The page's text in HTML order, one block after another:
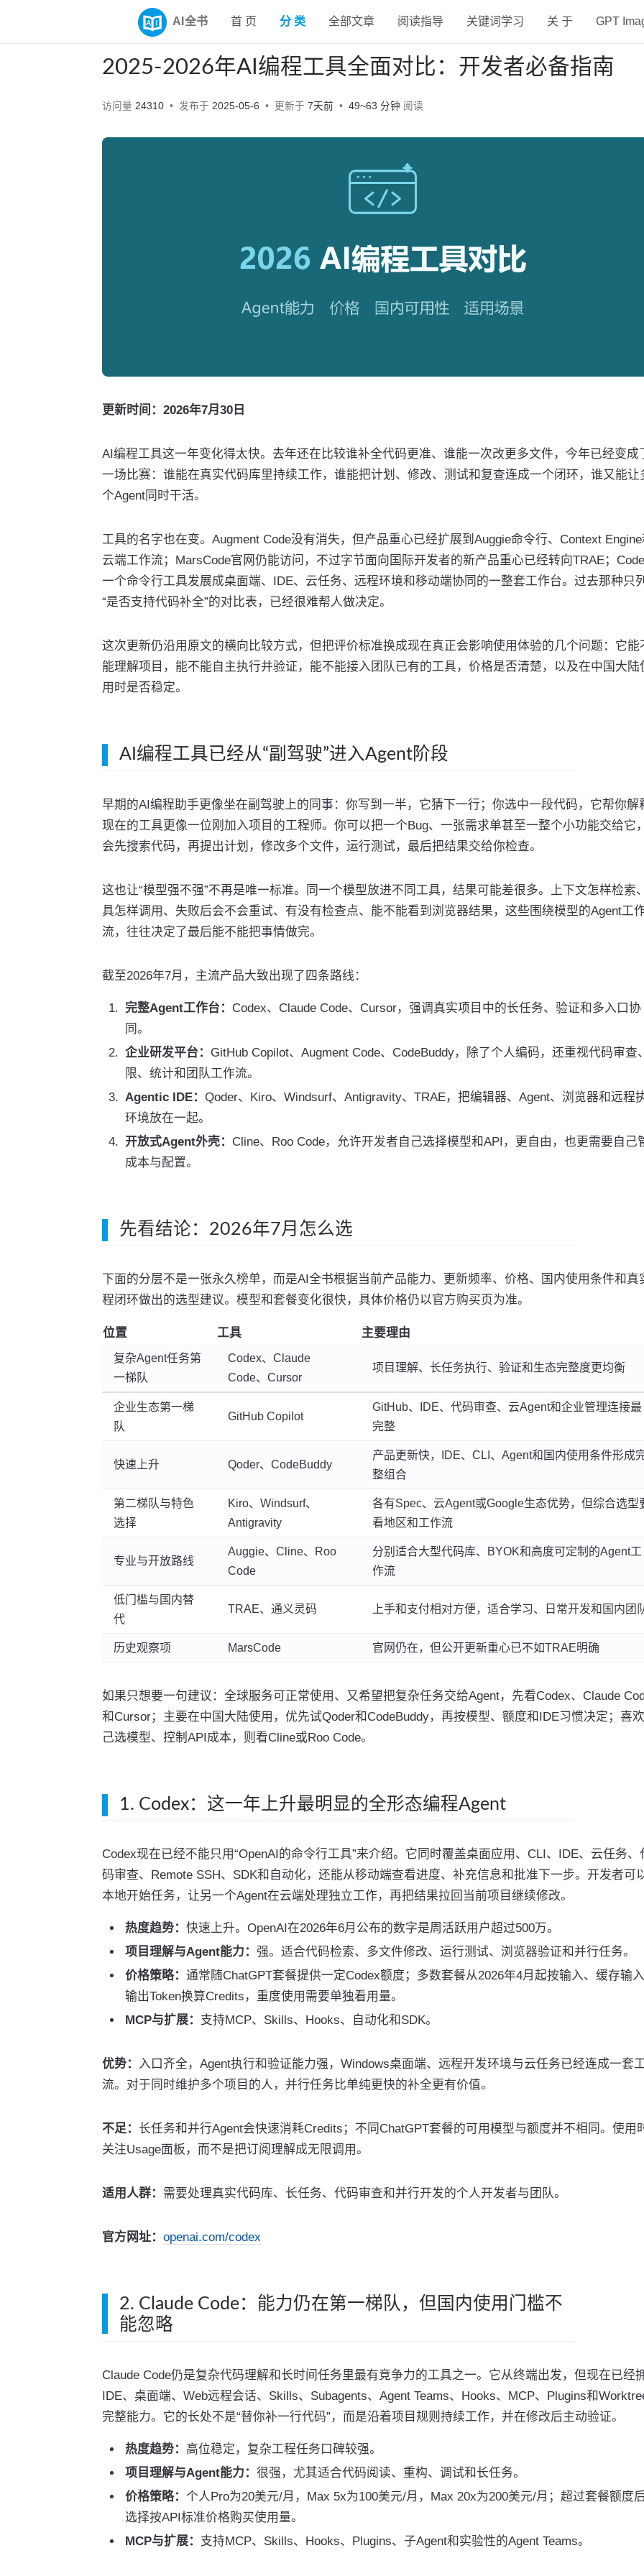
AI全书 首 页 分 类 全部文章 阅读指导 关键词学习 关 于 GPT
2025-2026年AI编程工具全面对比：开发者必备指南
访问量 24310 发布于 2025-05-6 更新于 7天前 49~63 分钟 阅读
更新时间：2026年7月30日
AI编程工具这一年变化得太快。去年还在比较谁补全代码更准、谁能一次改更多文件，今年已经变成
一场比赛：谁能在真实代码库里持续工作，谁能把计划、修改、测试和复查连成一个闭环，谁又能让
个Agent同时干活。
工具的名字也在变。Augment Code没有消失，但产品重心已经扩展到Auggie命令行、Context Engine
云端工作流；MarsCode官网仍能访问，不过字节面向国际开发者的新产品重心已经转向TRAE；
一个命令行工具发展成桌面端、IDE、云任务、远程环境和移动端协同的一整套工作台。过去那种只列
“是否支持代码补全”的对比表，已经很难帮人做决定。
这次更新仍沿用原文的横向比较方式，但把评价标准换成现在真正会影响使用体验的几个问题：它能
能理解项目，能不能自主执行并验证，能不能接入团队已有的工具，价格是否清楚，以及在中国大陆
用时是否稳定。
AI编程工具已经从“副驾驶”进入Agent阶段
早期的AI编程助手更像坐在副驾驶上的同事：你写到一半，它猜下一行；你选中一段代码，它帮你解
现在的工具更像一位刚加入项目的工程师。你可以把一个Bug、一张需求单甚至一整个小功能交给它
会先搜索代码，再提出计划，修改多个文件，运行测试，最后把结果交给你检查。
这也让“模型强不强”不再是唯一标准。同一个模型放进不同工具，结果可能差很多。上下文怎样检索
具怎样调用、失败后会不会重试、有没有检查点、能不能看到浏览器结果，这些围绕模型的Agent工
流，往往决定了最后能不能把事情做完。
截至2026年7月，主流产品大致出现了四条路线：
完整Agent工作台： Codex、Claude Code、Cursor，强调真实项目中的长任务、验证和多入口协
同。
企业研发平台： GitHub Copilot、Augment Code、CodeBuddy，除了个人编码，还重视代码审查
限、统计和团队工作流。
Agentic IDE： Qoder、Kiro、Windsurf、Antigravity、TRAE，把编辑器、Agent、浏览器和远程
环境放在一起。
开放式Agent外壳： Cline、Roo Code，允许开发者自己选择模型和API，更自由，也更需要自己
成本与配置。
先看结论：2026年7月怎么选
下面的分层不是一张永久榜单，而是AI全书根据当前产品能力、更新频率、价格、国内使用条件和真
程闭环做出的选型建议。模型和套餐变化很快，具体价格仍以官方购买页为准。
位置 工具 主要理由
复杂Agent任务第
一梯队
Codex、Claude
Code、Cursor
项目理解、长任务执行、验证和生态完整度更均衡
企业生态第一梯
队
GitHub Copilot
GitHub、IDE、代码审查、云Agent和企业管理连接最
完整
快速上升 Qoder、CodeBuddy
产品更新快，IDE、CLI、Agent和国内使用条件形成
整组合
第二梯队与特色
选择
Kiro、Windsurf、
Antigravity
各有Spec、云Agent或Google生态优势，但综合选型
看地区和工作流
专业与开放路线
Auggie、Cline、Roo
Code
分别适合大型代码库、BYOK和高度可定制的Agent工
作流
低门槛与国内替
代
TRAE、通义灵码 上手和支付相对方便，适合学习、日常开发和国内团
历史观察项 MarsCode 官网仍在，但公开更新重心已不如TRAE明确
如果只想要一句建议：全球服务可正常使用、又希望把复杂任务交给Agent，先看Codex、Claude
和Cursor；主要在中国大陆使用，优先试Qoder和CodeBuddy，再按模型、额度和IDE习惯决定；喜
己选模型、控制API成本，则看Cline或Roo Code。
1. Codex：这一年上升最明显的全形态编程Agent
Codex现在已经不能只用“OpenAI的命令行工具”来介绍。它同时覆盖桌面应用、CLI、IDE、云任务、
码审查、Remote SSH、SDK和自动化，还能从移动端查看进度、补充信息和批准下一步。开发者可
本地开始任务，让另一个Agent在云端处理独立工作，再把结果拉回当前项目继续修改。
热度趋势： 快速上升。OpenAI在2026年6月公布的数字是周活跃用户超过500万。
项目理解与Agent能力： 强。适合代码检索、多文件修改、运行测试、浏览器验证和并行任务。
价格策略： 通常随ChatGPT套餐提供一定Codex额度；多数套餐从2026年4月起按输入、缓存输
输出Token换算Credits，重度使用需要单独看用量。
MCP与扩展： 支持MCP、Skills、Hooks、自动化和SDK。
优势： 入口齐全，Agent执行和验证能力强，Windows桌面端、远程开发环境与云任务已经连成一套
流。对于同时维护多个项目的人，并行任务比单纯更快的补全更有价值。
不足： 长任务和并行Agent会快速消耗Credits；不同ChatGPT套餐的可用模型与额度并不相同。使用
关注Usage面板，而不是把订阅理解成无限调用。
适用人群： 需要处理真实代码库、长任务、代码审查和并行开发的个人开发者与团队。
官方网址： openai.com/codex
2. Claude Code：能力仍在第一梯队，但国内使用门槛不
能忽略
Claude Code仍是复杂代码理解和长时间任务里最有竞争力的工具之一。它从终端出发，但现在已经
IDE、桌面端、Web远程会话、Skills、Subagents、Agent Teams、Hooks、MCP、Plugins和
完整能力。它的长处不是“替你补一行代码”，而是沿着项目规则持续工作，并在修改后主动验证。
热度趋势： 高位稳定，复杂工程任务口碑较强。
项目理解与Agent能力： 很强，尤其适合代码阅读、重构、调试和长任务。
价格策略： 个人Pro为20美元/月，Max 5x为100美元/月，Max 20x为200美元/月；超过套餐额度
选择按API标准价格购买使用量。
MCP与扩展： 支持MCP、Skills、Hooks、Plugins、子Agent和实验性的Agent Teams。